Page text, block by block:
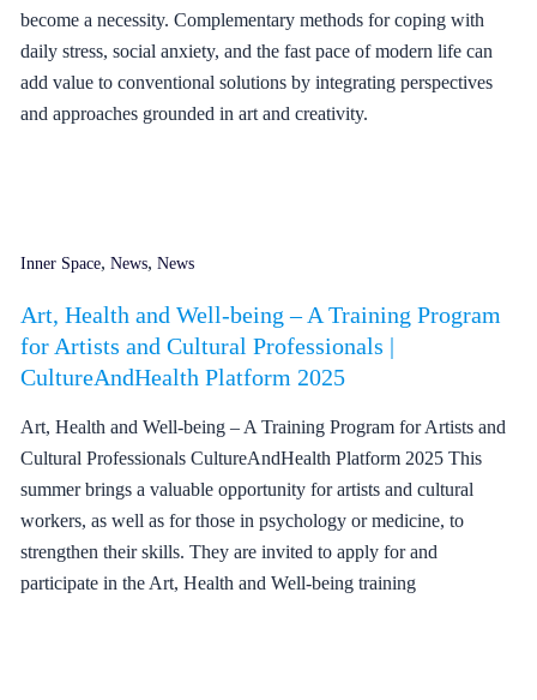
become a necessity. Complementary methods for coping with
daily stress, social anxiety, and the fast pace of modern life can
add value to conventional solutions by integrating perspectives
and approaches grounded in art and creativity.
Inner Space, News, News
Art, Health and Well-being – A Training Program
for Artists and Cultural Professionals |
CultureAndHealth Platform 2025
Art, Health and Well-being – A Training Program for Artists and
Cultural Professionals CultureAndHealth Platform 2025 This
summer brings a valuable opportunity for artists and cultural
workers, as well as for those in psychology or medicine, to
strengthen their skills. They are invited to apply for and
participate in the Art, Health and Well-being training